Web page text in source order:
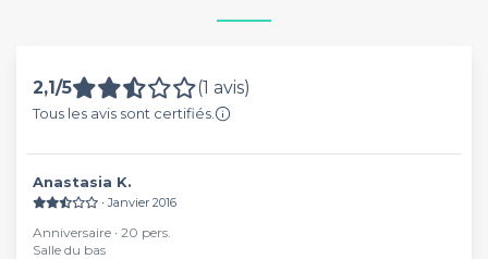
2,1/5 (1 avis)
Tous les avis sont certifiés.
Anastasia K.
∙ Janvier 2016
Anniversaire ∙ 20 pers.
Salle du bas